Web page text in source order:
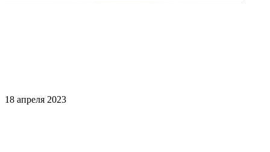
18 апреля 2023